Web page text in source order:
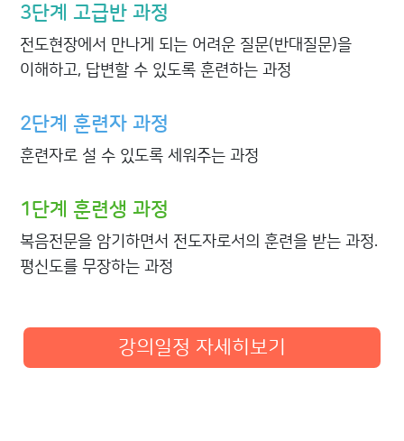
3단계 고급반 과정
전도현장에서 만나게 되는 어려운 질문(반대질문)을
이해하고, 답변할 수 있도록 훈련하는 과정
2단계 훈련자 과정
훈련자로 설 수 있도록 세워주는 과정
1단계 훈련생 과정
복음전문을 암기하면서 전도자로서의 훈련을 받는 과정.
평신도를 무장하는 과정
강의일정 자세히보기